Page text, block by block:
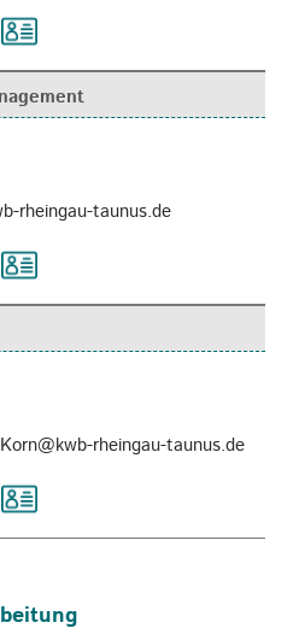
rheingau-taunus.de
rheingau-taunus.de